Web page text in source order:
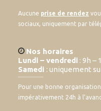
Aucune prise de rendez
sociaux, uniquement par
Nos horaires
Lundi – vendredi : 9h –
Samedi : uniquement
Pour une bonne
impérativement 24h à